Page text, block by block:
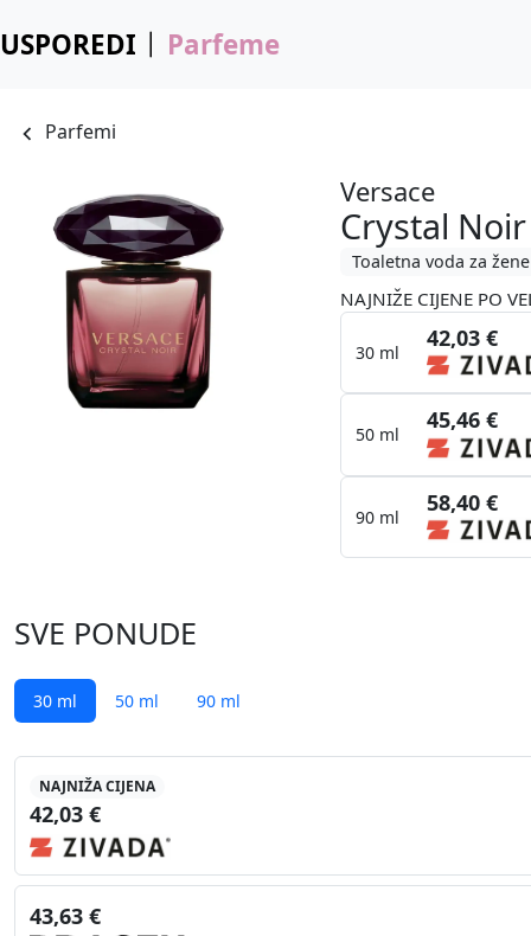
USPOREDI Parfeme
Parfemi
Versace
Crystal Noir
Toaletna voda za žene
NAJNIŽE CIJENE PO
30 ml
42,03 €
50 ml
45,46 €
90 ml
58,40 €
SVE PONUDE
30 ml 50 ml 90 ml
NAJNIŽA CIJENA
42,03 €
43,63 €